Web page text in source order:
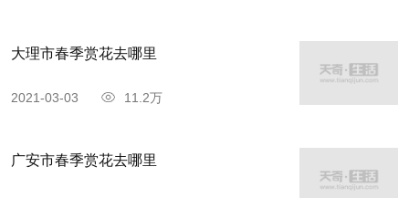
大理市春季赏花去哪里
2021-03-03 11.2万
广安市春季赏花去哪里